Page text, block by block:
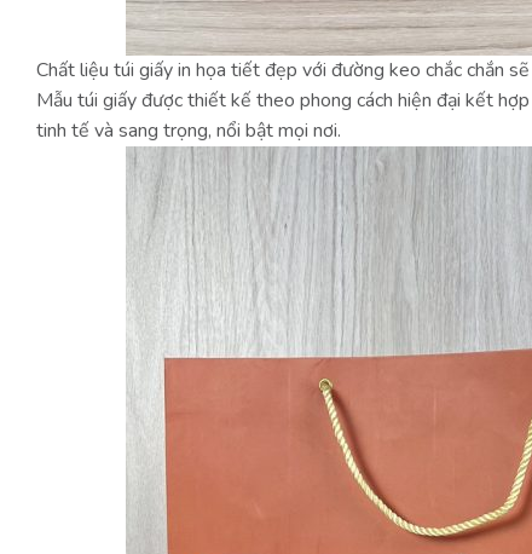
Chất liệu túi giấy in họa tiết đẹp với đường keo chắc chắn
Mẫu túi giấy được thiết kế theo phong cách hiện đại kết
tinh tế và sang trọng, nổi bật mọi nơi.